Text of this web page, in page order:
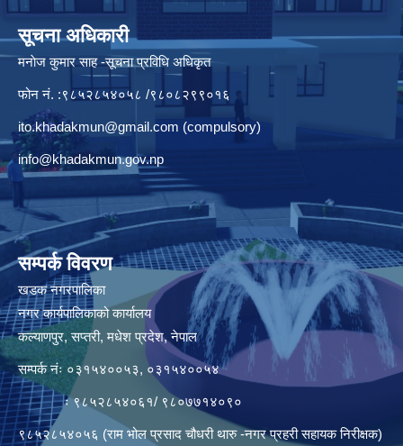
सूचना अधिकारी
मनाेज कुमार साह -सूचना प्रविधि अधिकृत
फोन नं. :९८५२८५४०५८ /९८०८२९९०१६
ito.khadakmun@gmail.com (compulsory)
info@khadakmun.gov.np
सम्पर्क विवरण
खडक नगरपालिका
नगर कार्यपालिकाको कार्यालय
कल्याणपुर, सप्तरी, मधेश प्रदेश, नेपाल
सम्पर्क नंः ०३१५४००५३, ०३१५४००५४
ः ९८५२८५४०६१/ ९८०७७१४०९०
९८५२८५४०५६ (राम भोल प्रसाद चौधरी थारु -नगर प्रहरी सहायक निरीक्षक)